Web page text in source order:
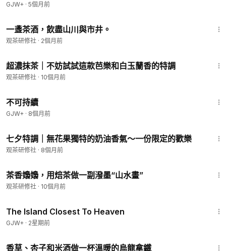
GJW+ · 5個月前
一盞茶酒，飲盡山川與市井。
观茶研修社 · 2個月前
超濃抹茶｜不妨試試這款芭樂和白玉蘭香的特調
观茶研修社 · 10個月前
不可持續
GJW+ · 8個月前
七夕特調｜無花果獨特的奶油香氣～一份限定的歡樂
观茶研修社 · 8個月前
茶香嬝嬝，用焙茶做一副潑墨“山水畫”
观茶研修社 · 10個月前
The Island Closest To Heaven
GJW+ · 2星期前
香草、杏子和米酒做一杯溫暖的烏龍拿鐵